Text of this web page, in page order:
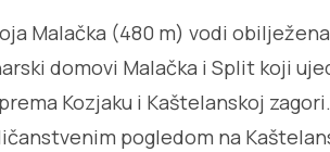
Malačka (480 m) vodi
domovi Malačka i Split koji
Kozjaku i Kaštelanskoj
pogledom na